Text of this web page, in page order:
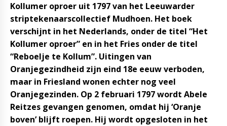
Kollumer oproer uit 1797 van het Leeuwarder
striptekenaarscollectief Mudhoen. Het boek
verschijnt in het Nederlands, onder de titel “Het
Kollumer oproer” en in het Fries onder de titel
“Reboelje te Kollum”. Uitingen van
Oranjegezindheid zijn eind 18e eeuw verboden,
maar in Friesland wonen echter nog veel
Oranjegezinden. Op 2 februari 1797 wordt Abele
Reitzes gevangen genomen, omdat hij ‘Oranje
boven’ blijft roepen. Hij wordt opgesloten in het